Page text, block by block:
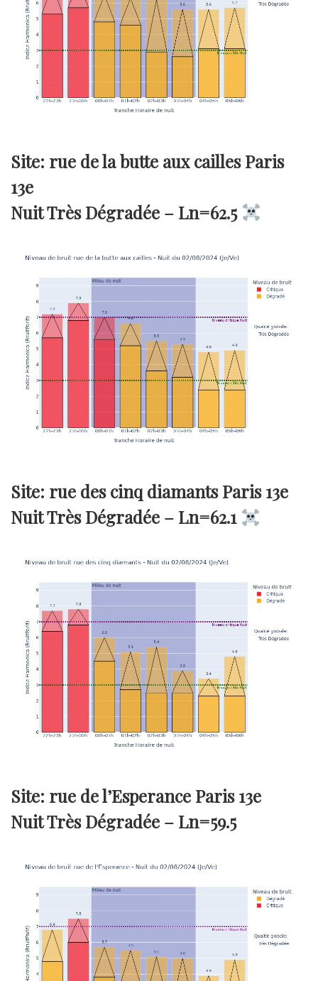
Site: rue de la butte aux cailles Paris
13e
Nuit Très Dégradée – Ln=62.5
Site: rue des cinq diamants Paris 13e
Nuit Très Dégradée – Ln=62.1
Site: rue de l’Esperance Paris 13e
Nuit Très Dégradée – Ln=59.5